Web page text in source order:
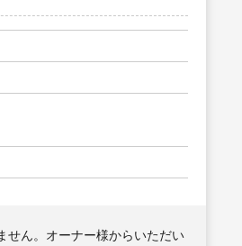
せん。オーナー様からいただい